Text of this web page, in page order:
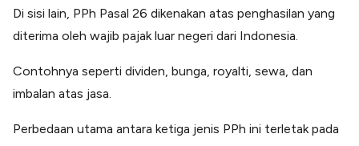
Di sisi lain, PPh Pasal 26 dikenakan atas penghasilan yang
diterima oleh wajib pajak luar negeri dari Indonesia.
Contohnya seperti dividen, bunga, royalti, sewa, dan
imbalan atas jasa.
Perbedaan utama antara ketiga jenis PPh ini terletak pada